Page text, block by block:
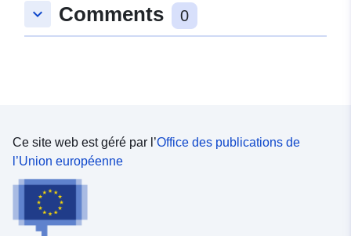
4262-a0d4-f9da-11d2f3304ec4
keyboard_arrow_down Comments 0
Ce site web est géré par l’Office des publications de
l’Union européenne